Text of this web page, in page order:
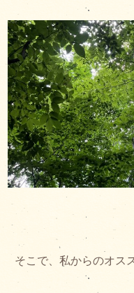
そこで、私からのオス